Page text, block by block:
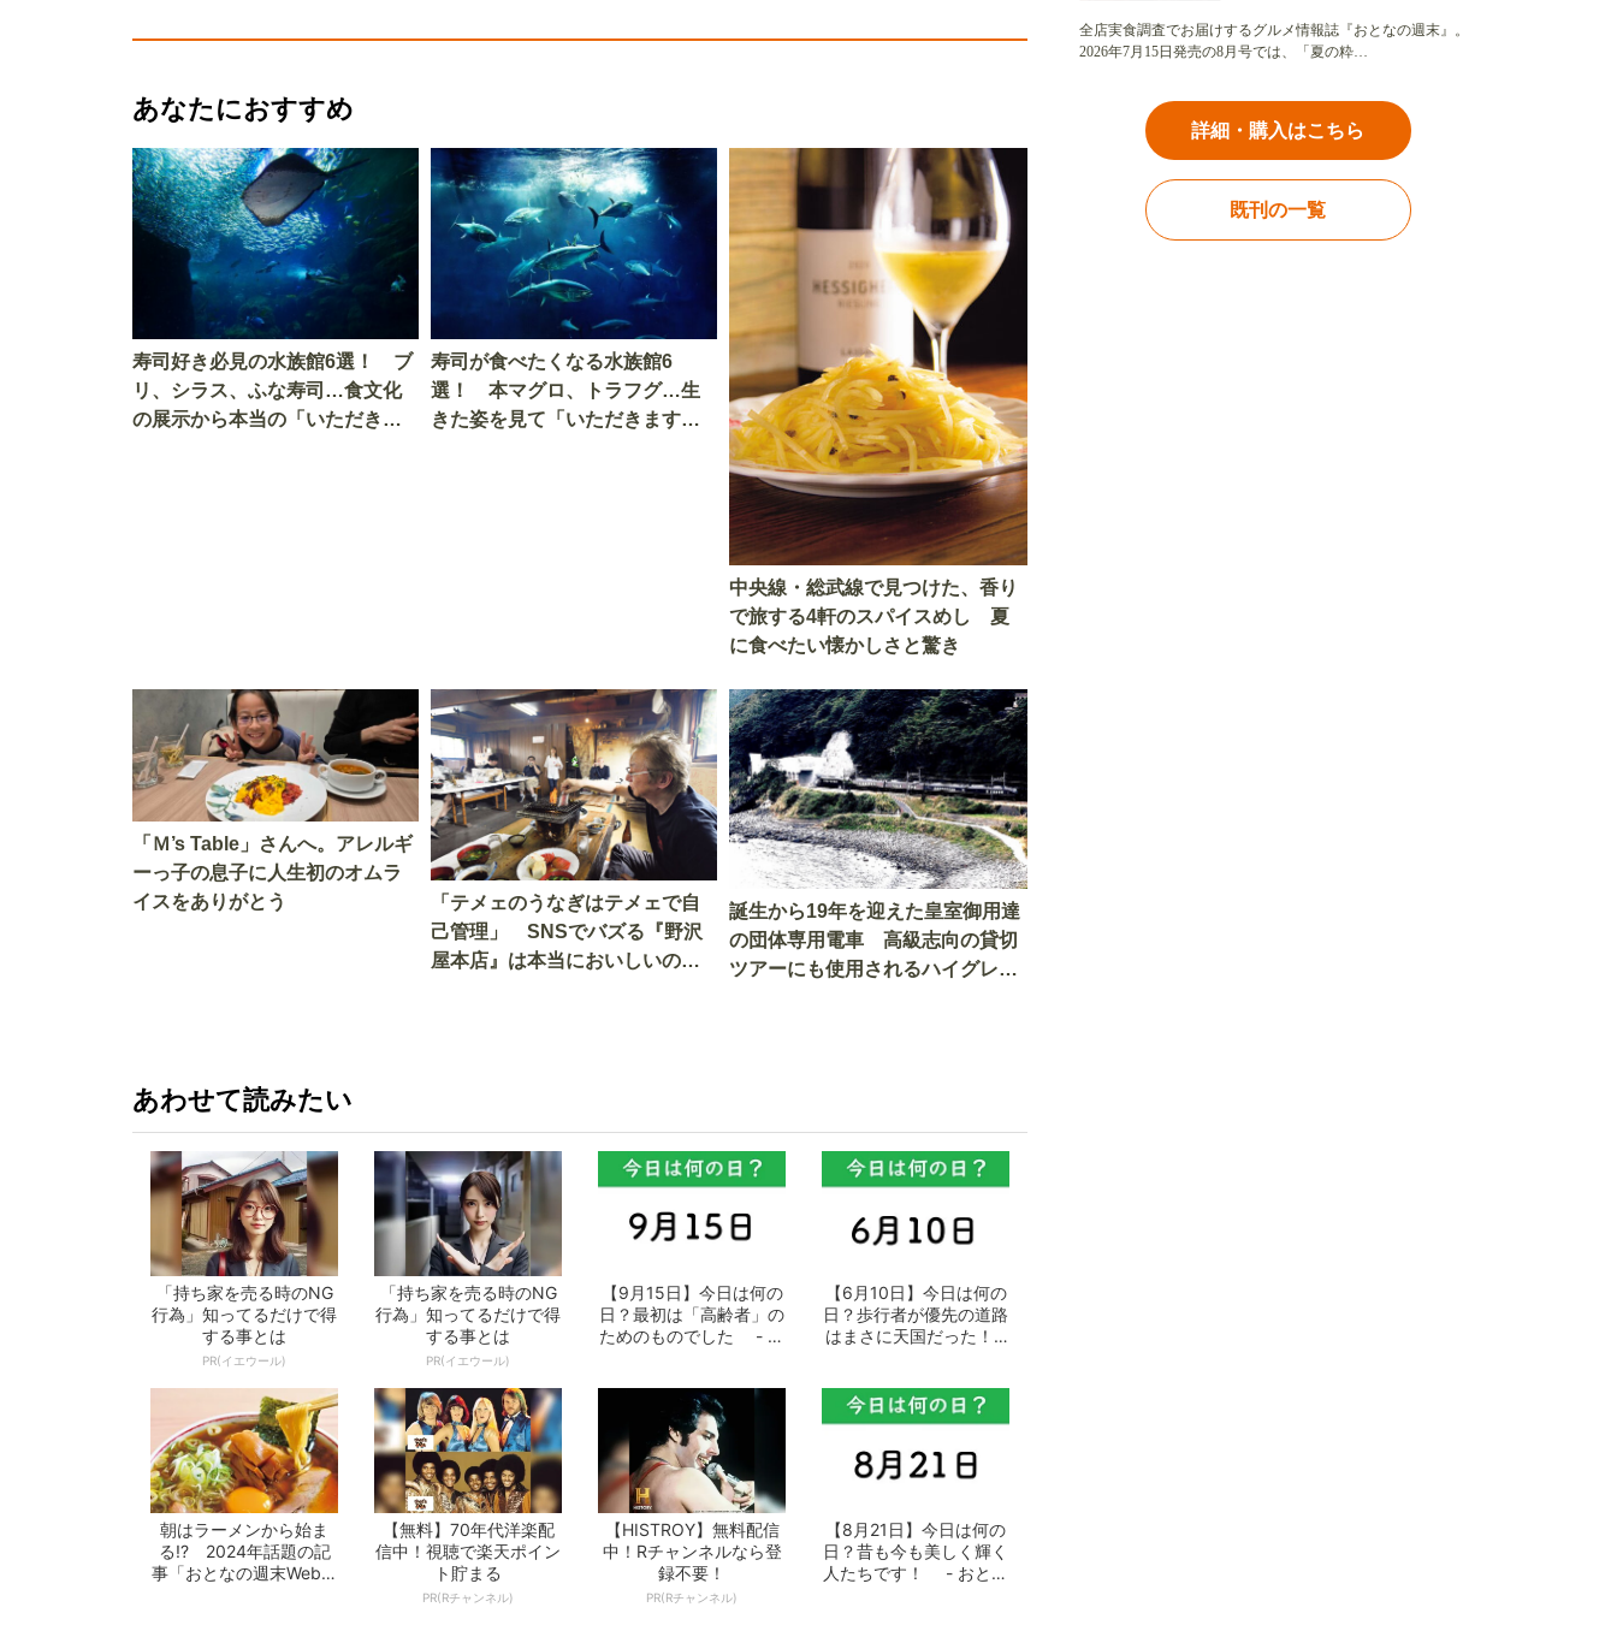
あなたにおすすめ
寿司好き必見の水族館6選！ ブ
リ、シラス、ふな寿司…食文化
の展示から本当の「いただきま
寿司が食べたくなる水族館6
選！ 本マグロ、トラフグ…生
きた姿を見て「いただきます」
中央線・総武線で見つけた、香り
で旅する4軒のスパイスめし 夏
に食べたい懐かしさと驚き
「Ｍ’s Table」さんへ。アレルギ
ーっ子の息子に人生初のオムラ
イスをありがとう
「テメェのうなぎはテメェで自
己管理」 SNSでバズる『野沢
屋本店』は本当においしいの
誕生から19年を迎えた皇室御用達
の団体専用電車 高級志向の貸切
ツアーにも使用されるハイグレー
あわせて読みたい
「持ち家を売る時のNG
行為」知ってるだけで得
する事とは
PR(イエウール)
「持ち家を売る時のNG
行為」知ってるだけで得
する事とは
PR(イエウール)
【9月15日】今日は何の
日？最初は「高齢者」の
ためのものでした - お
【6月10日】今日は何の
日？歩行者が優先の道路
はまさに天国だった！ -
朝はラーメンから始ま
る!? 2024年話題の記
事「おとなの週末Web」
【無料】70年代洋楽配
信中！視聴で楽天ポイン
ト貯まる
PR(Rチャンネル)
【HISTROY】無料配信
中！Rチャンネルなら登
録不要！
PR(Rチャンネル)
【8月21日】今日は何の
日？昔も今も美しく輝く
人たちです！ - おとな
全店実食調査でお届けするグルメ情報誌『おとなの週末』。
2026年7月15日発売の8月号では、「夏の粋…
詳細・購入はこちら
既刊の一覧